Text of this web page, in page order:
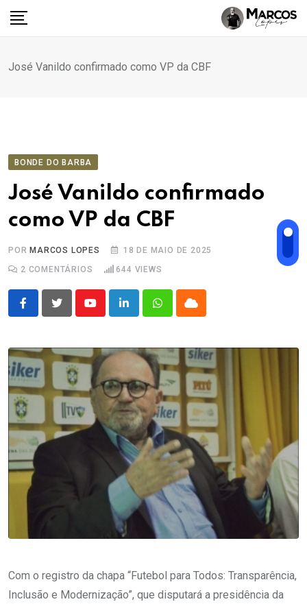
para
conteúdo
José Vanildo confirmado como VP da CBF
BONDE DO BARBA
José Vanildo confirmado
como VP da CBF
PORMARCOS LOPES
18 DE MAIO DE 2025
2 COMENTÁRIOS 644 VIEWS
YoutubeLinkedInWhatsappCloud
Com o registro da chapa “Futebol para Todos: Transparência,
Inclusão e Modernização”, que disputará a presidência da